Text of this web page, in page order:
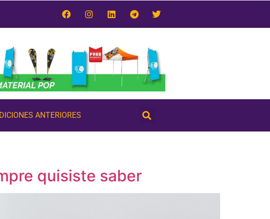
ANTERIORES
quisiste saber